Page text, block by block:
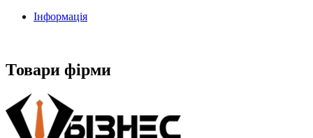
Інформація
Товари фірми